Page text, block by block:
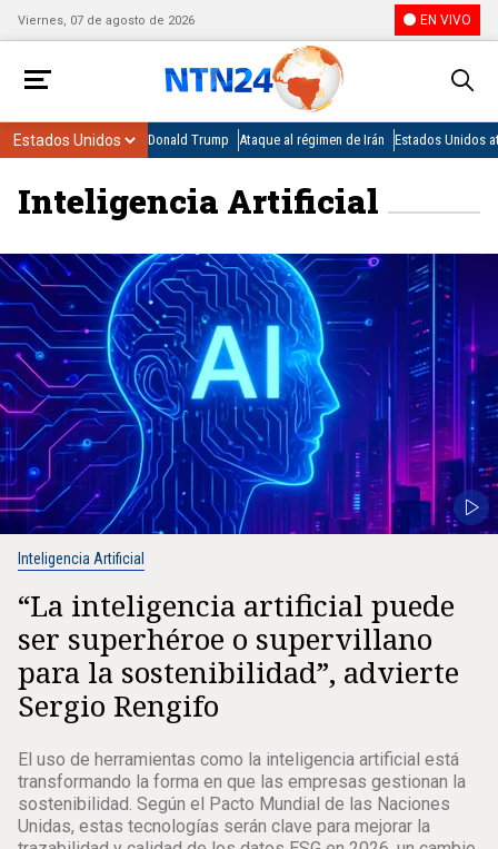
Viernes, 07 de agosto de 2026 EN VIVO
Donald Trump Ataque al régimen de Irán Estados Unidos
Inteligencia Artificial
Inteligencia Artificial
“La inteligencia artificial puede
ser superhéroe o supervillano
para la sostenibilidad”, advierte
Sergio Rengifo
El uso de herramientas como la inteligencia artificial está
transformando la forma en que las empresas gestionan la
sostenibilidad. Según el Pacto Mundial de las Naciones
Unidas, estas tecnologías serán clave para mejorar la